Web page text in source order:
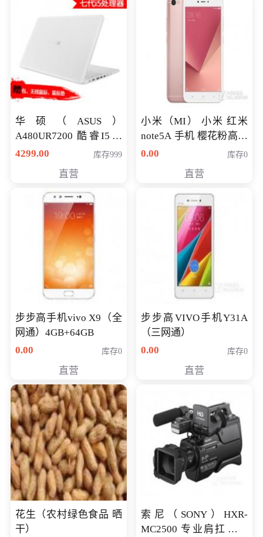
华硕（ASUS）
A480UR7200 酷睿I5超
薄学生办公游戏独显笔
NV930-2G独
4299.00 库存999
直营
小米（MI） 小米 红米
note5A 手机 樱花粉高配
版 全网通(3G+32G)
0.00 库存0
直营
步步高手机vivo X9（全
网通）4GB+64GB
0.00
库存0
直营
步步高VIVO手机Y31A
（三网通）
0.00
库存0
直营
花生（农村绿色食品 晒
干）
索尼（SONY）HXR-
MC2500 专业肩扛式存